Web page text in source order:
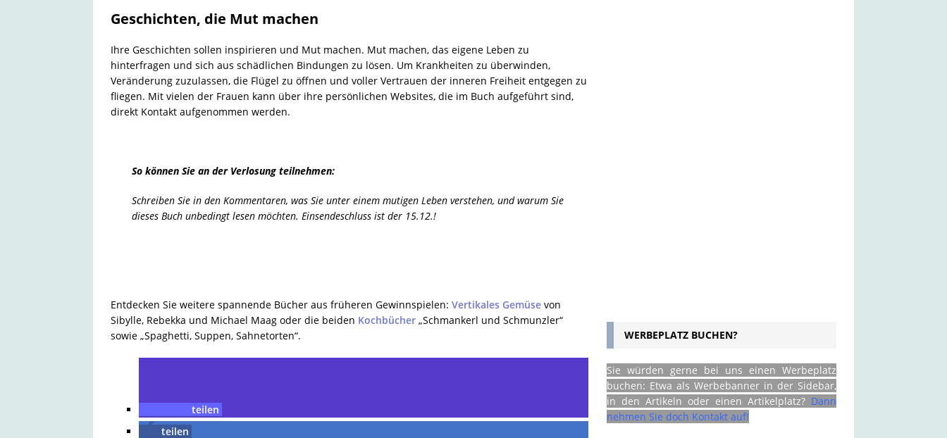
Geschichten, die Mut machen
Ihre Geschichten sollen inspirieren und Mut machen. Mut machen, das eigene Leben zu
hinterfragen und sich aus schädlichen Bindungen zu lösen. Um Krankheiten zu überwinden,
Veränderung zuzulassen, die Flügel zu öffnen und voller Vertrauen der inneren Freiheit entgegen zu
fliegen. Mit vielen der Frauen kann über ihre persönlichen Websites, die im Buch aufgeführt sind,
direkt Kontakt aufgenommen werden.
So können Sie an der Verlosung teilnehmen:
Schreiben Sie in den Kommentaren, was Sie unter einem mutigen Leben verstehen, und warum Sie
dieses Buch unbedingt lesen möchten. Einsendeschluss ist der 15.12.!
Entdecken Sie weitere spannende Bücher aus früheren Gewinnspielen: Vertikales Gemüse von
Sibylle, Rebekka und Michael Maag oder die beiden Kochbücher „Schmankerl und Schmunzler“
sowie „Spaghetti, Suppen, Sahnetorten“.
teilen
teilen
WERBEPLATZ BUCHEN?
Sie würden gerne bei uns einen Werbeplatz
buchen: Etwa als Werbebanner in der Sidebar,
in den Artikeln oder einen Artikelplatz? Dann
nehmen Sie doch Kontakt auf!